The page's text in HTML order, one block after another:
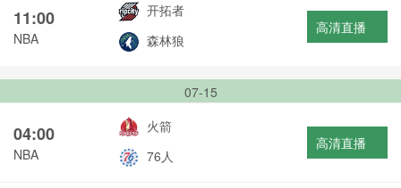
11:00
NBA
开拓者
森林狼
高清直播
07-15
04:00
NBA
火箭
76人
高清直播